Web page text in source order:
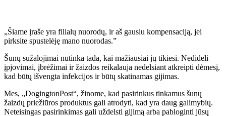
„Šiame įraše yra filialų nuorodų, ir aš gausiu kompensaciją, jei
pirksite spustelėję mano nuorodas.”
Šunų sužalojimai nutinka tada, kai mažiausiai jų tikiesi. Nedideli
įpjovimai, įbrėžimai ir žaizdos reikalauja nedelsiant atkreipti dėmesį,
kad būtų išvengta infekcijos ir būtų skatinamas gijimas.
Mes, „DogingtonPost“, žinome, kad pasirinkus tinkamus šunų
žaizdų priežiūros produktus gali atrodyti, kad yra daug galimybių.
Neteisingas pasirinkimas gali uždelsti gijimą arba pabloginti jūsų